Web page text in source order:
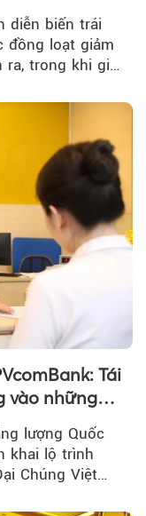
diễn biến trái
đồng loạt giảm
ra, trong khi giá
Tái
vào những
lượng Quốc
khai lộ trình
Chúng Việt